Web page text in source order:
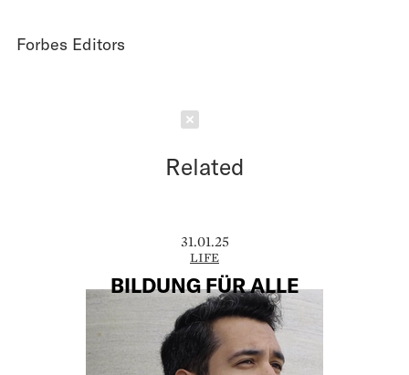
Forbes Editors
Related
31.01.25
LIFE
BILDUNG FÜR ALLE